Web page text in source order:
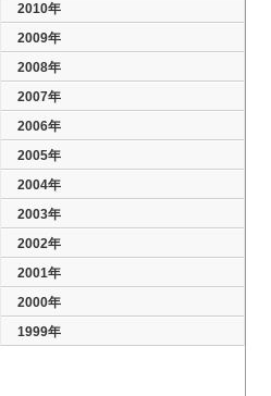
2010年
2009年
2008年
2007年
2006年
2005年
2004年
2003年
2002年
2001年
2000年
1999年